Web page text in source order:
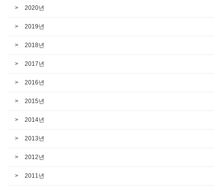
2020년
2019년
2018년
2017년
2016년
2015년
2014년
2013년
2012년
2011년